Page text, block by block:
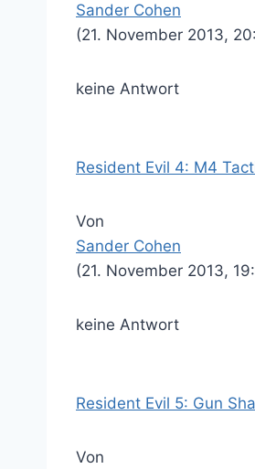
Sander Cohen
(21. November 2013,
keine Antwort
Resident Evil 4: M4
Von
Sander Cohen
(21. November 2013,
keine Antwort
Resident Evil 5: Gun
Von